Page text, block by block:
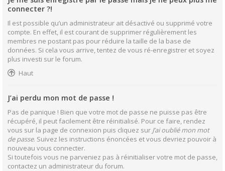
connecter ?!
Il est possible qu’un administrateur ait désactivé ou supprimé votre
compte. En effet, il est courant de supprimer régulièrement les
membres ne postant pas pour réduire la taille de la base de
données. Si cela vous arrive, tentez de vous ré-enregistrer et soyez
plus investi sur le forum.
Haut
J’ai perdu mon mot de passe !
Pas de panique ! Bien que votre mot de passe ne puisse pas être
récupéré, il peut facilement être réinitialisé. Pour ce faire, rendez
vous sur la page de connexion puis cliquez sur J’ai oublié mon mot
de passe. Suivez les instructions énoncées et vous devriez pouvoir à
nouveau vous connecter.
Si toutefois vous ne parveniez pas à réinitialiser votre mot de passe,
contactez un administrateur du forum.